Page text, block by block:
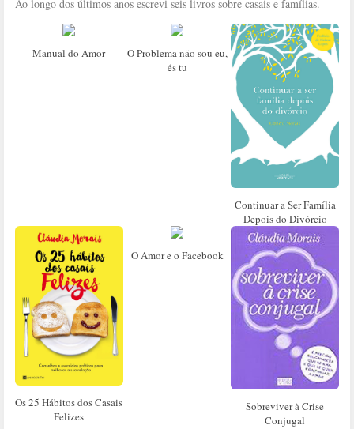
Ao longo dos últimos anos escrevi seis livros sobre casais e famílias.
Manual do Amor
O Problema não sou eu,
és tu
Continuar a Ser Família
Depois do Divórcio
Os 25 Hábitos dos Casais
Felizes
O Amor e o Facebook
Sobreviver à Crise
Conjugal